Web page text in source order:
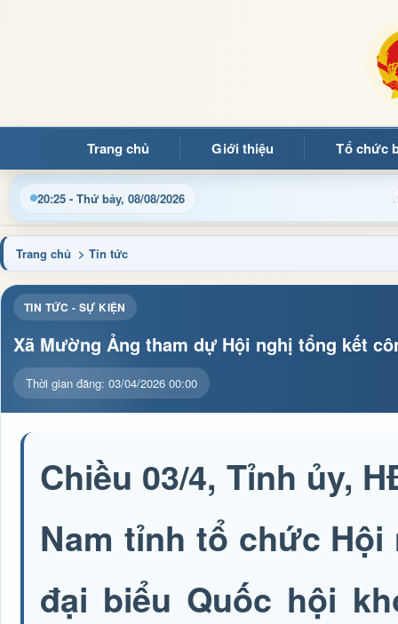
Trang chủ Giới thiệu Tổ chức
20:25 - Thứ bảy, 08/08/2026
thủ tục hành chính và tin tức địa phương nhanh chóng,
Trang chủ > Tin tức
TIN TỨC - SỰ KIỆN
Xã Mường Ảng tham dự Hội nghị tổng kết
Thời gian đăng: 03/04/2026 00:00
Chiều 03/4, Tỉnh ủy,
Nam tỉnh tổ chức
đại biểu Quốc hội